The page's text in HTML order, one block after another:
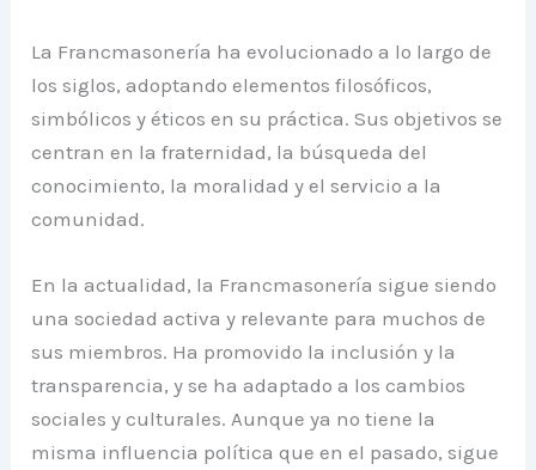
La Francmasonería ha evolucionado a lo largo de
los siglos, adoptando elementos filosóficos,
simbólicos y éticos en su práctica. Sus objetivos se
centran en la fraternidad, la búsqueda del
conocimiento, la moralidad y el servicio a la
comunidad.
En la actualidad, la Francmasonería sigue siendo
una sociedad activa y relevante para muchos de
sus miembros. Ha promovido la inclusión y la
transparencia, y se ha adaptado a los cambios
sociales y culturales. Aunque ya no tiene la
misma influencia política que en el pasado, sigue